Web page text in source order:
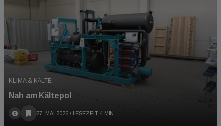
KLIMA & KÄLTE
Nah am Kältepol
27. MAI 2026 / LESEZEIT 4 MIN